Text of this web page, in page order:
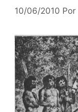
10/06/2010 Por